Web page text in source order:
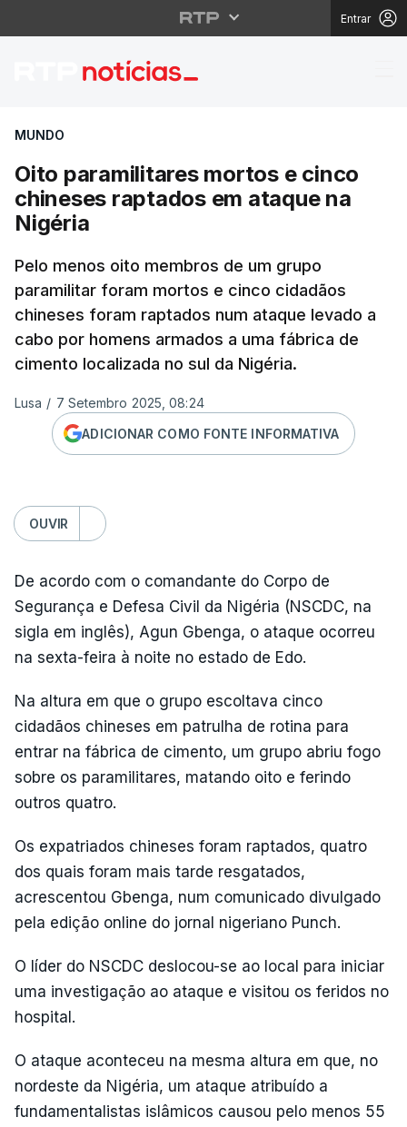
Entrar
Oito paramilitares
MUNDO
Oito paramilitares mortos e cinco
chineses raptados em ataque na
Nigéria
Pelo menos oito membros de um grupo
paramilitar foram mortos e cinco cidadãos
chineses foram raptados num ataque levado a
cabo por homens armados a uma fábrica de
cimento localizada no sul da Nigéria.
Lusa / 7 Setembro 2025, 08:24
ADICIONAR COMO FONTE INFORMATIVA
OUVIR
De acordo com o comandante do Corpo de
Segurança e Defesa Civil da Nigéria (NSCDC, na
sigla em inglês), Agun Gbenga, o ataque ocorreu
na sexta-feira à noite no estado de Edo.
Na altura em que o grupo escoltava cinco
cidadãos chineses em patrulha de rotina para
entrar na fábrica de cimento, um grupo abriu fogo
sobre os paramilitares, matando oito e ferindo
outros quatro.
Os expatriados chineses foram raptados, quatro
dos quais foram mais tarde resgatados,
acrescentou Gbenga, num comunicado divulgado
pela edição online do jornal nigeriano Punch.
O líder do NSCDC deslocou-se ao local para iniciar
uma investigação ao ataque e visitou os feridos no
hospital.
O ataque aconteceu na mesma altura em que, no
nordeste da Nigéria, um ataque atribuído a
fundamentalistas islâmicos causou pelo menos 55